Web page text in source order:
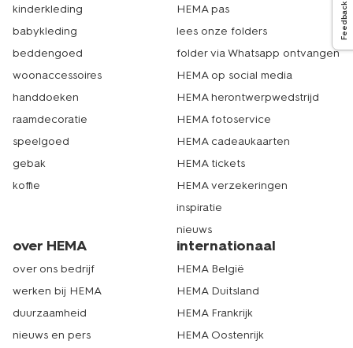
Feedback
kinderkleding
babykleding
beddengoed
woonaccessoires
handdoeken
raamdecoratie
speelgoed
gebak
koffie
HEMA pas
lees onze folders
folder via Whatsapp ontvangen
HEMA op social media
HEMA herontwerpwedstrijd
HEMA fotoservice
HEMA cadeaukaarten
HEMA tickets
HEMA verzekeringen
inspiratie
nieuws
over HEMA
over ons bedrijf
werken bij HEMA
duurzaamheid
nieuws en pers
internationaal
HEMA België
HEMA Duitsland
HEMA Frankrijk
HEMA Oostenrijk